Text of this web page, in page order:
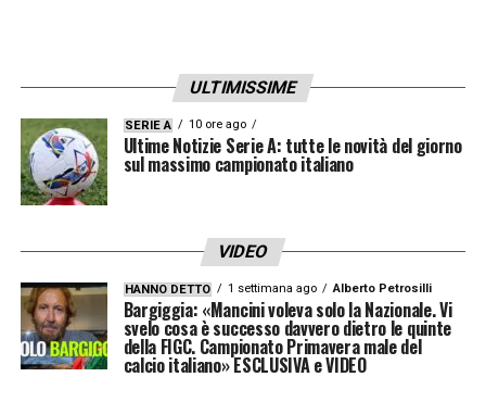
ULTIMISSIME
SERIE A 10 ore ago
Ultime Notizie Serie A: tutte le novità del giorno
sul massimo campionato italiano
VIDEO
HANNO DETTO 1 settimana ago Alberto Petrosilli
Bargiggia: «Mancini voleva solo la Nazionale. Vi
svelo cosa è successo davvero dietro le quinte
della FIGC. Campionato Primavera male del
calcio italiano» ESCLUSIVA e VIDEO